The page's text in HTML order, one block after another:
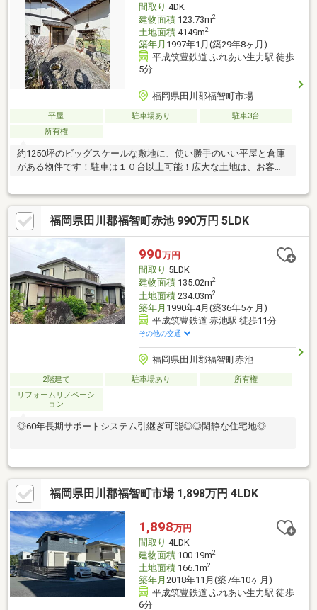
間取り 4DK
建物面積123.73m2
土地面積4149m2
築年月 1997年1月(築29年8ヶ月)
平成筑豊鉄道 ふれあい生力駅 徒歩
5分
福岡県田川郡福智町市場
平屋 駐車場あり
駐車3台
所有権
約1250坪のビッグスケールな敷地に、使い勝手のいい平屋と倉庫
がある物件です！駐車は１０台以上可能！広大な土地は、お客様
クティブにこなしたい方に、ぴったりの環境です！【営業時間
10～18時】（定休日：水曜日、第２火曜日）この時間帯はお電話
でのお問合せがスムーズにご案内できます。右下の「電話で問い
合わせ」ボタンをタッチ♪
福岡県田川郡福智町赤池 990万円 5LDK
990万円
間取り 5LDK
建物面積135.02m2
土地面積234.03m2
築年月 1990年4月(築36年5ヶ月)
平成筑豊鉄道 赤池駅 徒歩11分
その他の交通
福岡県田川郡福智町赤池
2階建て 駐車場あり
所有権
リフォームリノベーシ
ョン
◎60年長期サポートシステム引継ぎ可能◎◎閑静な住宅地◎
福岡県田川郡福智町市場 1,898万円 4LDK
1,898万円
間取り 4LDK
建物面積100.19m2
土地面積166.1m2
築年月 2018年11月(築7年10ヶ月)
平成筑豊鉄道 ふれあい生力駅 徒歩
6分